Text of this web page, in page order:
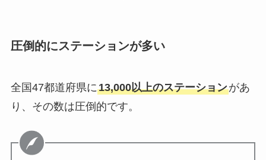
圧倒的にステーションが多い
全国47都道府県に13,000以上のステーションがあ
り、その数は圧倒的です。